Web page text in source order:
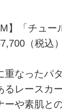
】「チュー
（税込）
重なったパ
るレースカ
ーや素肌と